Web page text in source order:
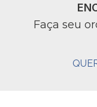
Faça seu